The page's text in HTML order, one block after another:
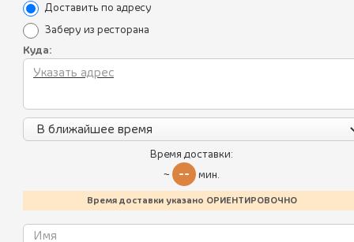
Все блюда
Лисички
Батумский стрит-фуд
Хинкали
Доставить по адресу
Заберу из ресторана
Куда:
Время доставки:
~ -- мин.
Время доставки указано ОРИЕНТИРОВОЧНО
Уникальные преимущества
Политика конфиденциальности
Контакты
Калорийность блюд
Работаем:
Пн-чт,вс 11-23:00 пт,сб 11:00-00:00